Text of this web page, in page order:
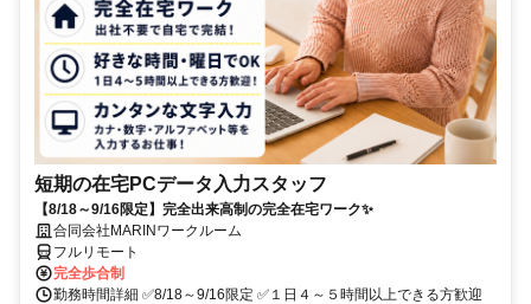
短期の在宅PCデータ入力スタッフ
【8/18～9/16限定】完全出来高制の完全在宅ワーク✨
合同会社MARINワークルーム
フルリモート
完全歩合制
勤務時間詳細 ✅8/18～9/16限定 ✅１日４～５時間以上できる方歓迎